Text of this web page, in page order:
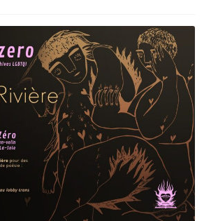
Newsletter
Nos collections